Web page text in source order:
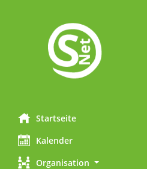
Startseite
Kalender
Organisation